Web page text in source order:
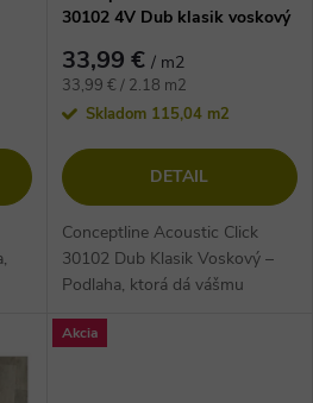
30102 4V Dub klasik voskový
33,99 € / m2
Jednotková
cena:
33,99 € / 2.18 m2
Skladom 115,04 m2
DETAIL
Conceptline Acoustic Click
30102 Dub Klasik Voskový –
Podlaha, ktorá dá vášmu
dokonalý domov, kde sa...
Akcia